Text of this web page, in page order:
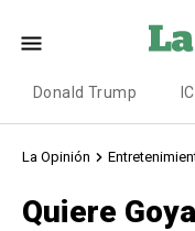
Donald Trump
La Opinión
Quiere